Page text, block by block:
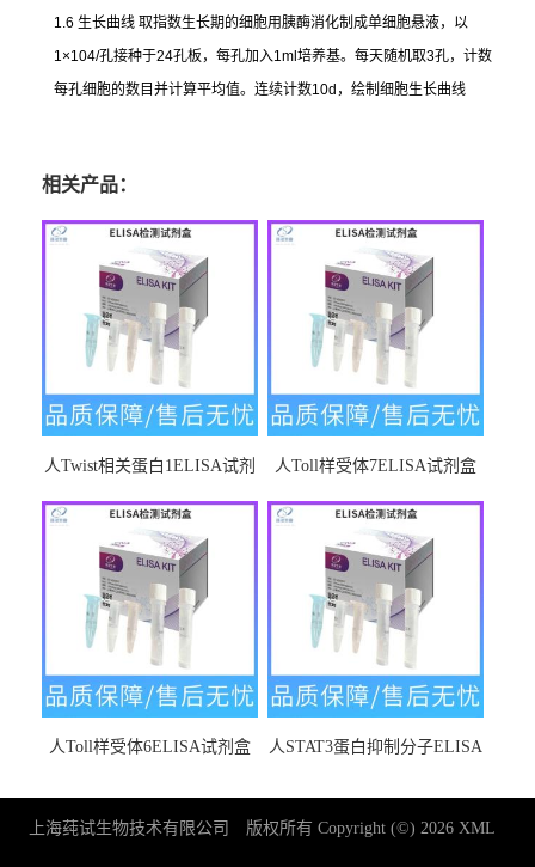
1.6 生长曲线 取指数生长期的细胞用胰酶消化制成单细胞悬液，以
1×104/孔接种于24孔板，每孔加入1ml 培养基。每天随机取3孔，计数
每孔细胞的数目并计算平均值。连续计数10d ，绘制细胞生长曲线
相关产品：
人Twist相关蛋白1ELISA试剂
人Toll样受体7ELISA试剂盒
人Toll样受体6ELISA试剂盒
人STAT3蛋白抑制分子ELISA
上海莼试生物技术有限公司 版权所有 Copyright (©) 2026 XML